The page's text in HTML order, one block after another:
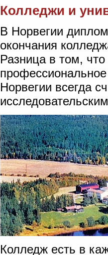
Колледжи и
В Норвегии
окончания
Разница в том,
Норвегии всегда
Колледж есть в